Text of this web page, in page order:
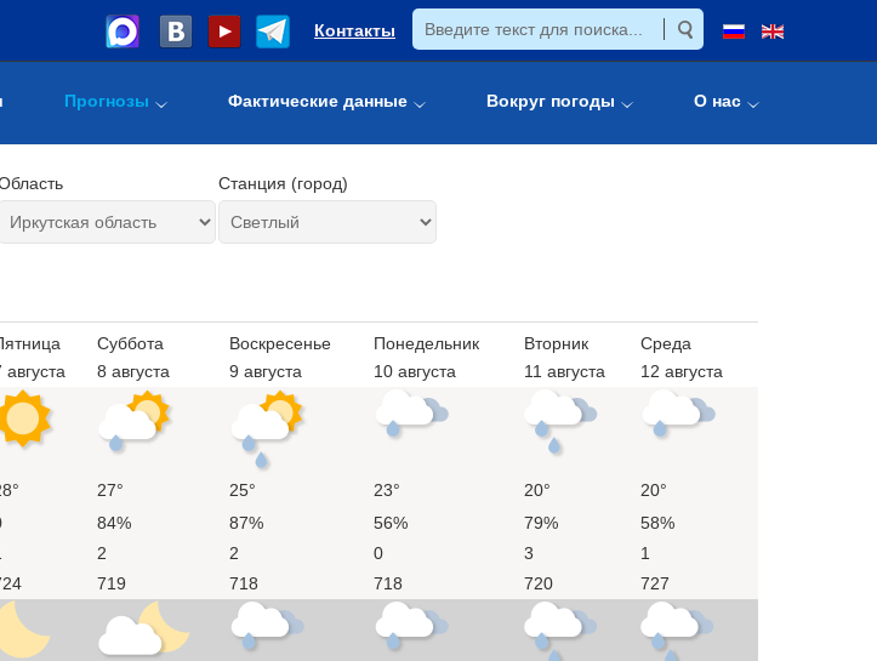
Контакты
Прогнозы Фактические данные Вокруг погоды О нас
Станция (город)
августа
Суббота
8 августа
Воскресенье
9 августа
Понедельник
10 августа
Вторник
11 августа
Среда
12 августа
27° 25° 23° 20°
20°
84% 87% 56% 79%
58%
2 2 0 3
1
719 718 718 720 727